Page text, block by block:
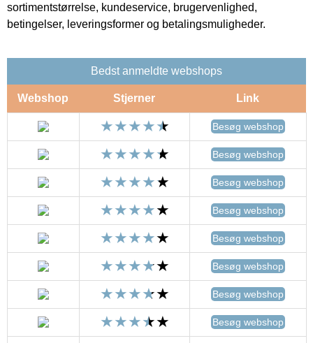
sortimentstørrelse, kundeservice, brugervenlighed,
betingelser, leveringsformer og betalingsmuligheder.
Bedst anmeldte webshops
Webshop Stjerner Link
Besøg webshop
Besøg webshop
Besøg webshop
Besøg webshop
Besøg webshop
Besøg webshop
Besøg webshop
Besøg webshop